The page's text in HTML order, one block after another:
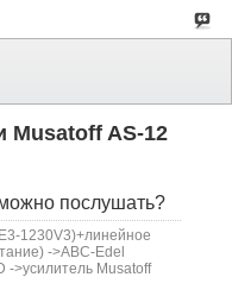
Musatoff AS-12
послушать?
1230V3)+линейное
->ABC-Edel
>усилитель Musatoff